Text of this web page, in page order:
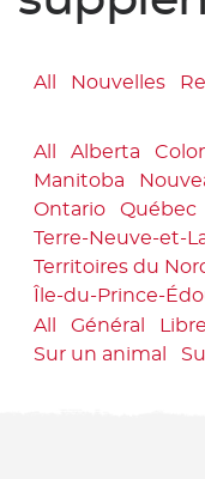
All Nouvelles
All Alberta
Manitoba
Ontario
Québec
Terre-Neuve-et-
Territoires du
Île-du-Prince-
All
Général
Sur un animal